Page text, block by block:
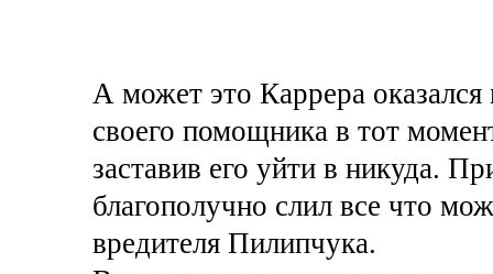
А может это Каррера
своего помощника в тот
заставив его уйти в никуда.
благополучно слил все что
вредителя Пилипчука.